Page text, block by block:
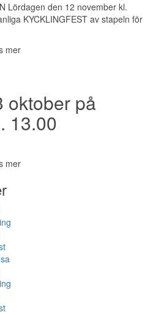
Lördagen den 12 november kl.
KYCKLINGFEST av stapeln för
mer
oktober på
13.00
mer